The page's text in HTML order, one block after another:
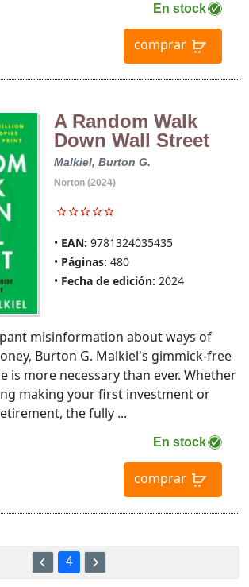
En stock
comprar
A Random Walk
Down Wall Street
Malkiel, Burton G.
Norton (2024)
EAN: 9781324035435
Páginas: 480
Fecha de edición: 2024
En stock
comprar
misinformation about ways of
Burton G. Malkiel's gimmick-free
is more necessary than ever. Whether
making your first investment or
the fully ...
4